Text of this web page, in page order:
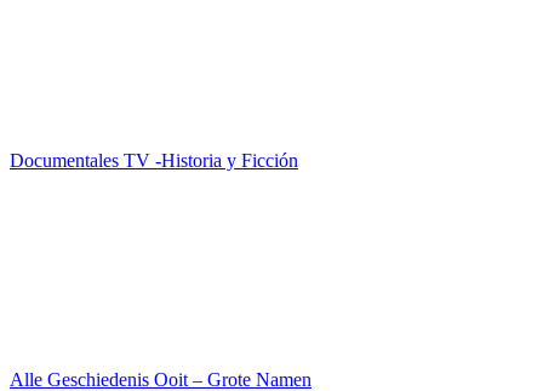
Documentales TV -Historia y Ficción
Alle Geschiedenis Ooit – Grote Namen